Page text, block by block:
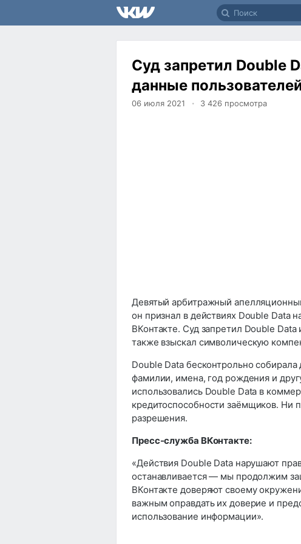
Суд запретил Double
данные
06 июля 2021 3 426 просмотра
Девятый арбитражный
он признал в действиях Double Data
ВКонтакте. Суд запретил Double Data
также взыскал символическую
Double Data бесконтрольно
фамилии, имена, год рождения и
использовались Double Data в
кредитоспособности заёмщиков. Ни
разрешения.
Пресс-служба ВКонтакте:
«Действия Double Data нарушают
останавливается — мы продолжим
ВКонтакте доверяют своему
важным оправдать их доверие и
использование информации».